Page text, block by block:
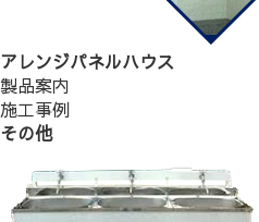
アレンジパネルハウス
製品案内
施工事例
その他